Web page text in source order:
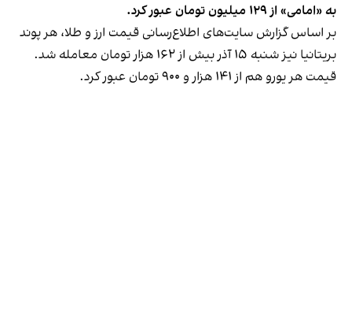
به «امامی» از ۱۲۹ میلیون تومان عبور کرد.
بر اساس گزارش سایت‌های اطلاع‌رسانی قیمت ارز و طلا، هر پوند
بریتانیا نیز شنبه ۱۵ آذر بیش از ۱۶۲ هزار تومان معامله شد.
قیمت هر یورو هم از ۱۴۱ هزار و ۹۰۰ تومان عبور کرد.